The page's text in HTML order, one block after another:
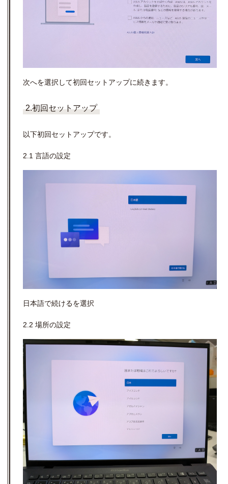
次へを選択して初回セットアップに続きます。
2.初回セットアップ
以下初回セットアップです。
2.1 言語の設定
日本語で続けるを選択
2.2 場所の設定